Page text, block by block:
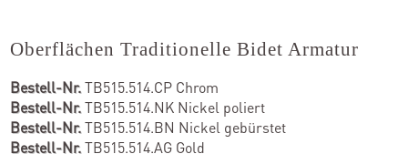
Oberflächen Traditionelle Bidet Armatur
Bestell-Nr.TB515.514.CP Chrom
Bestell-Nr.TB515.514.NK Nickel poliert
Bestell-Nr.TB515.514.BN Nickel gebürstet
Bestell-Nr.TB515.514.AG Gold